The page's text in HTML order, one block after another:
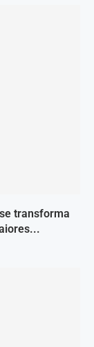
transforma